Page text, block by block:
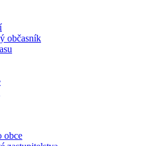
občasník
obce